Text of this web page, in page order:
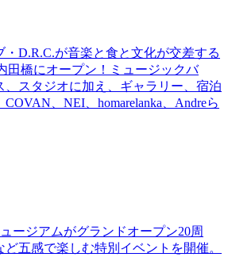
D.R.C.が⾳楽と⾷と⽂化が交差する
田橋にオープン！ミュージックバ
、スタジオに加え、ギャラリー、宿泊
、NEI、homarelanka、Andreら
ージアムがグランドオープン20周
五感で楽しむ特別イベントを開催。